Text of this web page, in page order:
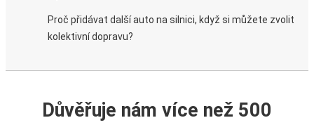
Proč přidávat další auto na silnici, když si můžete zvolit
kolektivní dopravu?
Důvěřuje nám více než 500